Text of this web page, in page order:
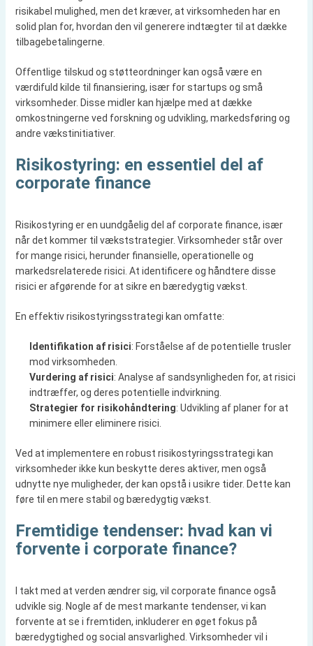
risikabel mulighed, men det kræver, at virksomheden har en
solid plan for, hvordan den vil generere indtægter til at dække
tilbagebetalingerne.
Offentlige tilskud og støtteordninger kan også være en
værdifuld kilde til finansiering, især for startups og små
virksomheder. Disse midler kan hjælpe med at dække
omkostningerne ved forskning og udvikling, markedsføring og
andre vækstinitiativer.
Risikostyring: en essentiel del af
corporate finance
Risikostyring er en uundgåelig del af corporate finance, især
når det kommer til vækststrategier. Virksomheder står over
for mange risici, herunder finansielle, operationelle og
markedsrelaterede risici. At identificere og håndtere disse
risici er afgørende for at sikre en bæredygtig vækst.
En effektiv risikostyringsstrategi kan omfatte:
Identifikation af risici: Forståelse af de potentielle trusler
mod virksomheden.
Vurdering af risici: Analyse af sandsynligheden for, at risici
indtræffer, og deres potentielle indvirkning.
Strategier for risikohåndtering: Udvikling af planer for at
minimere eller eliminere risici.
Ved at implementere en robust risikostyringsstrategi kan
virksomheder ikke kun beskytte deres aktiver, men også
udnytte nye muligheder, der kan opstå i usikre tider. Dette kan
føre til en mere stabil og bæredygtig vækst.
Fremtidige tendenser: hvad kan vi
forvente i corporate finance?
I takt med at verden ændrer sig, vil corporate finance også
udvikle sig. Nogle af de mest markante tendenser, vi kan
forvente at se i fremtiden, inkluderer en øget fokus på
bæredygtighed og social ansvarlighed. Virksomheder vil i